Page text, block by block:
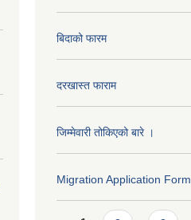
बिदाको फारम
दरखास्त फाराम
जिम्मेवारी तोकिएको बारे ।
Migration Application Form